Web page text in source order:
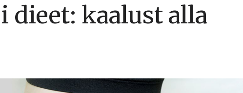
dieet: kaalust alla